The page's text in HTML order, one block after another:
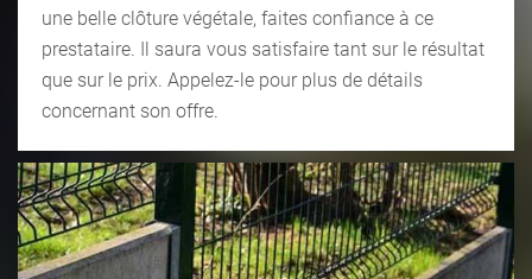
une belle clôture végétale, faites confiance à ce
prestataire. Il saura vous satisfaire tant sur le résultat
que sur le prix. Appelez-le pour plus de détails
concernant son offre.